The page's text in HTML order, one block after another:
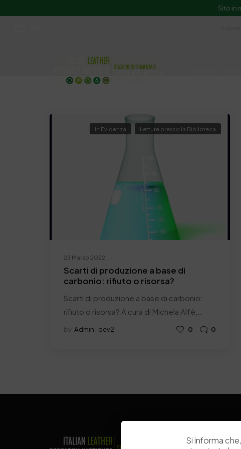
Sito in
23 Marzo 2022
In Evidenza Letture presso la Biblioteca
Scarti di produzione a base di
carbonio: rifiuto o risorsa?
Scarti di produzione a base di carbonio:
rifiuto o risorsa? A cura di Michela Alfè,…
by Admin_dev2 0 0
Si informa